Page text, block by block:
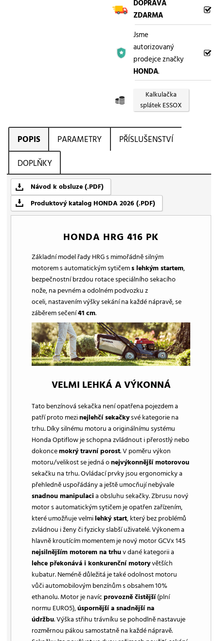
DOPRAVA
ZDARMA
Jsme
autorizovaný
prodejce značky
HONDA.
Kalkulačka
splátek ESSOX
POPIS PARAMETRY
PŘÍSLUŠENSTVÍ
DOPLŇKY
Návod k obsluze (.PDF)
Produktový katalog HONDA 2026 (.PDF)
HONDA HRG 416 PK
Základní model řady HRG s mimořádně silným
motorem s automatickým sytičems lehkým startem,
bezpečnostní brzdou rotace speciálního sekacího
nože, na pevném a odolném podvozku z
oceli, nastavením výšky sekání na každé nápravě, se
záběrem sečení41 cm.
VELMI LEHKÁ A VÝKONNÁ
Tato benzínová sekačka není opatřena pojezdem a
patří proto mezinejlehčí sekačkysvé kategorie na
trhu. Díky silnému motoru a originálnímu systému
Honda Optiflow je schopna zvládnout i přerostlý nebo
dokoncemokrý travní porost. V poměru výkon
motoru/velikost se jedná onejvýkonnější motorovou
sekačku na trhu. Ovládací prvky jsou ergonomicky a
přehledně uspořádány a ještě umocňují nebývale
snadnou manipulacia obsluhu sekačky. Zbrusu nový
motor s automatickým sytičem je opatřen zařízením,
které umožňuje velmilehký start, který bez problémů
zvládnou i ženy či fyzicky slabší uživatelé. Výkonem a
hlavně kroutícím momentem je nový motor GCVx 145
nejsilnějším motorem na trhuv dané kategorii a
lehce překonává i konkurenční motoryvětších
kubatur. Neméně důležitá je také odolnost motoru
vůči automobilovým benzínům s obsahem 10%
ethanolu. Motor je navícprovozně čistější(plní
normu EURO5),úspornější a snadnější na
údržbu. Výška střihu trávníku se pohodlně nastavuje
rozměrnou pákou samostatně na každé nápravě.